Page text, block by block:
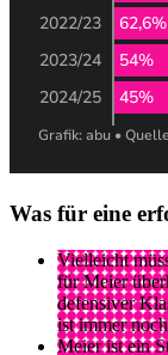
Was für eine
Vielleicht
für Meier
defensiver
ist immer
Meier ist ein